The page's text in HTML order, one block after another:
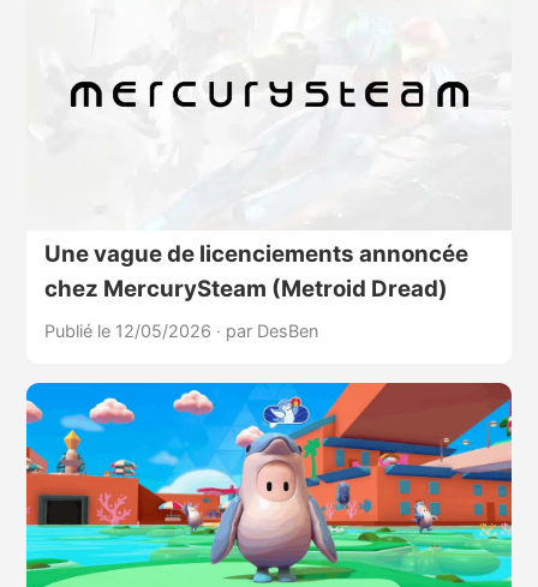
Une vague de licenciements annoncée
chez MercurySteam (Metroid Dread)
Publié le 12/05/2026 · par DesBen